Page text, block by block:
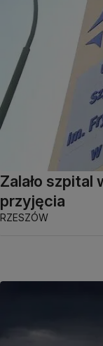
Zalało szpital
przyjęcia
RZESZÓW